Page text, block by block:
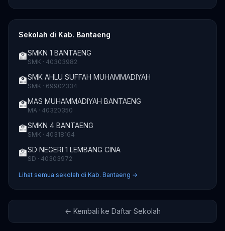
Sekolah di Kab. Bantaeng
🏫SMKN 1 BANTAENG
SMK · 40303982
🏫SMK AHLU SUFFAH MUHAMMADIYAH
SMK · 69902334
🏫MAS MUHAMMADIYAH BANTAENG
MA · 40320350
🏫SMKN 4 BANTAENG
SMK · 40318164
🏫SD NEGERI 1 LEMBANG CINA
SD · 40303972
Lihat semua sekolah di Kab. Bantaeng →
← Kembali ke Daftar Sekolah